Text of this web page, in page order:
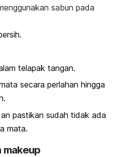
sabun pada
telapak tangan.
secara perlahan hingga
pastikan sudah tidak ada
mata.
makeup